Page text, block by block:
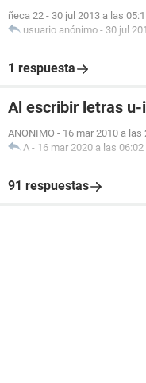
ñeca 22 - 30 jul 2013 a las
usuario anónimo - 30 jul
1 respuesta
Al escribir letras
ANONIMO - 16 mar 2010 a las
A - 16 mar 2020 a las 06:02
91 respuestas